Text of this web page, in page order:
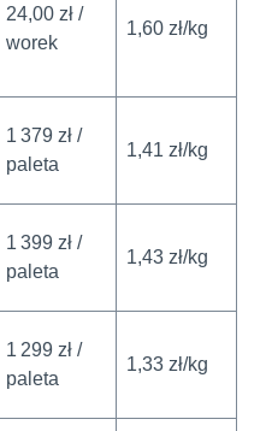
24,00 zł /
worek
1,60 zł/kg
1 379 zł /
paleta
1,41 zł/kg
1 399 zł /
paleta
1,43 zł/kg
1 299 zł /
paleta
1,33 zł/kg